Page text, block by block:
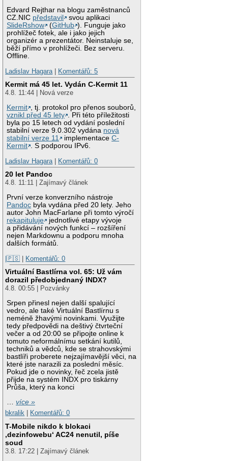
Edvard Rejthar na blogu zaměstnanců
CZ.NIC představil
svou aplikaci
SlideRshow
(GitHub ). Funguje jako
prohlížeč fotek, ale i jako jejich
organizér a prezentátor. Neinstaluje se,
běží přímo v prohlížeči. Bez serveru.
Offline.
Ladislav Hagara | Komentářů: 5
Kermit má 45 let. Vydán C-Kermit 11
4.8. 11:44 | Nová verze
Kermit , tj. protokol pro přenos souborů,
vznikl před 45 lety . Při této příležitosti
byla po 15 letech od vydání poslední
stabilní verze 9.0.302 vydána nová
stabilní verze 11
implementaceC-
Kermit . S podporou IPv6.
Ladislav Hagara | Komentářů: 0
20 let Pandoc
4.8. 11:11 | Zajímavý článek
První verze konverzního nástroje
Pandoc byla vydána před 20 lety. Jeho
autor John MacFarlane při tomto výročí
rekapituluje
jednotlivé etapy vývoje
a přidávání nových funkcí – rozšíření
nejen Markdownu a podporu mnoha
dalších formátů.
|🇵🇸 | Komentářů: 0
Virtuální Bastlírna vol. 65: Už vám
dorazil předobjednaný INDX?
4.8. 00:55 | Pozvánky
Srpen přinesl nejen další spalující
vedro, ale také Virtuální Bastlírnu s
neméně žhavými novinkami. Využijte
tedy předpovědi na deštivý čtvrteční
večer a od 20:00 se připojte online k
tomuto neformálnímu setkání kutilů,
techniků a vědců, kde se strahovskými
bastlíři proberete nejzajímavější věci, na
které jste narazili za poslední měsíc.
Pokud jde o novinky, řeč zcela jistě
přijde na systém INDX pro tiskárny
Průša, který na konci
…více »
bkralik
Komentářů: 0
T-Mobile nikdo k blokaci
‚dezinfowebu‘ AC24 nenutil, píše
soud
3.8. 17:22 | Zajímavý článek